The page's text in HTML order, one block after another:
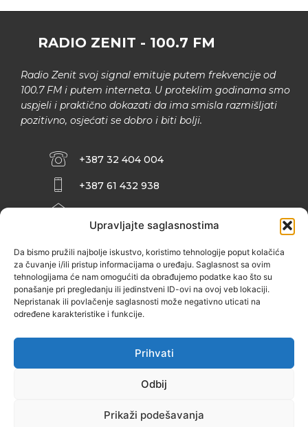
Upravljajte saglasnostima
Da bismo pružili najbolje iskustvo, koristimo tehnologije poput kolačića
za čuvanje i/ili pristup informacijama o uređaju. Saglasnost sa ovim
tehnologijama će nam omogućiti da obrađujemo podatke kao što su
ponašanje pri pregledanju ili jedinstveni ID-ovi na ovoj veb lokaciji.
Nepristanak ili povlačenje saglasnosti može negativno uticati na
određene karakteristike i funkcije.
Prihvati
Odbij
Prikaži podešavanja
RADIO ZENIT - 100.7 FM
Radio Zenit svoj signal emituje putem frekvencije od
100.7 FM i putem interneta. U proteklim godinama smo
uspjeli i praktično dokazati da ima smisla razmišljati
pozitivno, osjećati se dobro i biti bolji.
+387 32 404 004
+387 61 432 938
INFO@ZENIT.BA
ZENIČANKA, 3. SPRAT), 72000 ZENICA